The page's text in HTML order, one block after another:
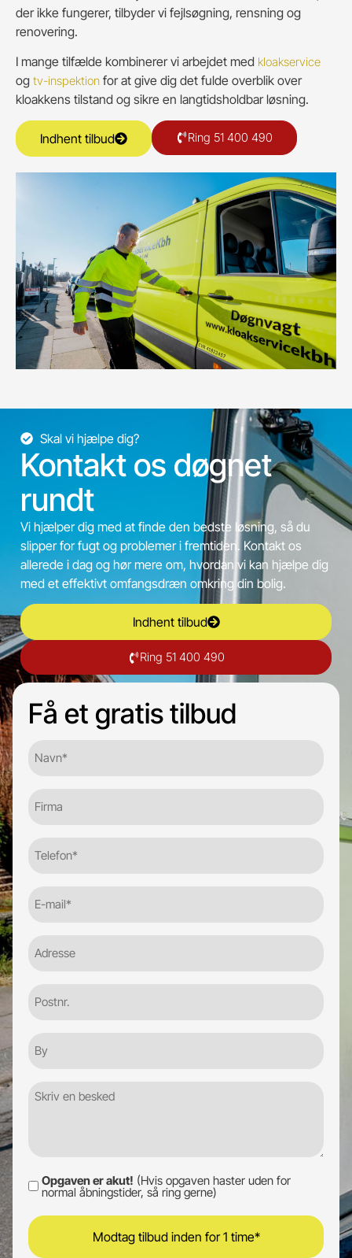
der ikke fungerer, tilbyder vi fejlsøgning, rensning og
renovering.
I mange tilfælde kombinerer vi arbejdet med kloakservice
og tv-inspektion for at give dig det fulde overblik over
kloakkens tilstand og sikre en langtidsholdbar løsning.
Indhent tilbud Ring 51 400 490
Skal vi hjælpe dig?
Kontakt os døgnet
rundt
Vi hjælper dig med at finde den bedste løsning, så du
slipper for fugt og problemer i fremtiden. Kontakt os
allerede i dag og hør mere om, hvordan vi kan hjælpe dig
med et effektivt omfangsdræn omkring din bolig.
Indhent tilbud
Ring 51 400 490
Få et gratis tilbud
(Required)
(Required)
mail
Opgaven
akut!
Opgaven er akut! (Hvis opgaven haster uden for
normal åbningstider, så ring gerne)